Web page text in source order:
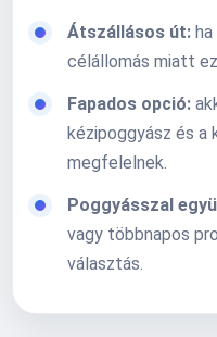
Átszállásos út:
célállomás miatt
Fapados opció:
kézipoggyász és
megfelelnek.
Poggyásszal
vagy többnapos
választás.